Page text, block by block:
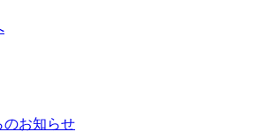
のお知らせ